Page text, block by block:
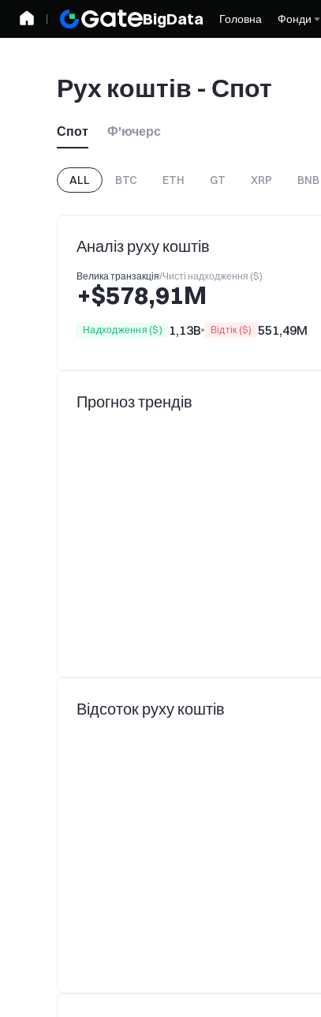
BigData Головна Фонди
Рух коштів - Спот
Спот Ф'ючерс
ALL BTC ETH GT XRP BNB
Аналіз руху коштів
Велика транзакція/Чисті надходження ($)
+$578,91M
Надходження ($) 1,13B Відтік ($) 551,49M
Прогноз трендів
Відсоток руху коштів